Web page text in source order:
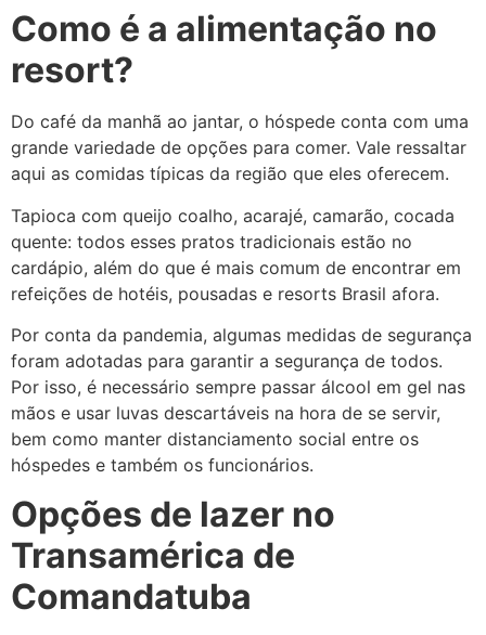
Como é a alimentação no
resort?
Do café da manhã ao jantar, o hóspede conta com uma
grande variedade de opções para comer. Vale ressaltar
aqui as comidas típicas da região que eles oferecem.
Tapioca com queijo coalho, acarajé, camarão, cocada
quente: todos esses pratos tradicionais estão no
cardápio, além do que é mais comum de encontrar em
refeições de hotéis, pousadas e resorts Brasil afora.
Por conta da pandemia, algumas medidas de segurança
foram adotadas para garantir a segurança de todos.
Por isso, é necessário sempre passar álcool em gel nas
mãos e usar luvas descartáveis na hora de se servir,
bem como manter distanciamento social entre os
hóspedes e também os funcionários.
Opções de lazer no
Transamérica de
Comandatuba